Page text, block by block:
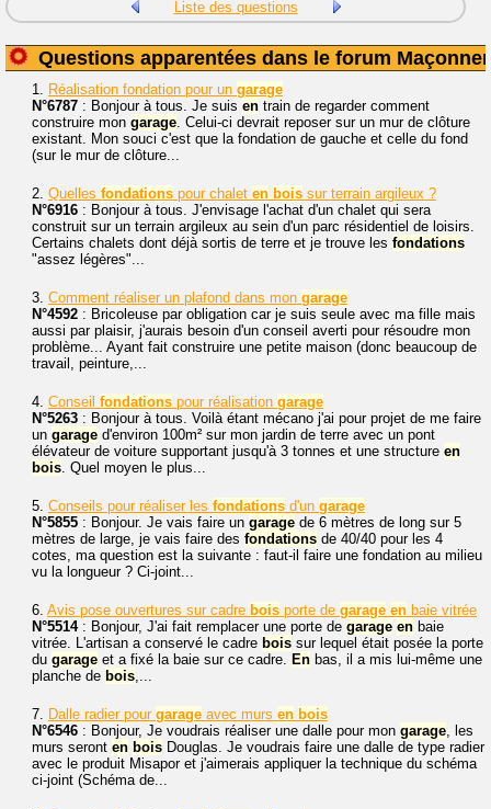
Liste des questions
Questions apparentées dans le forum
1. Réalisation fondation pour un garage
N°6787 : Bonjour à tous. Je suis en train de regarder comment
construire mon garage. Celui-ci devrait reposer sur un mur de clôture
existant. Mon souci c'est que la fondation de gauche et celle du fond
(sur le mur de clôture...
2. Quelles fondations pour chalet en bois sur terrain argileux ?
N°6916 : Bonjour à tous. J'envisage l'achat d'un chalet qui sera
construit sur un terrain argileux au sein d'un parc résidentiel de loisirs.
Certains chalets dont déjà sortis de terre et je trouve les fondations
"assez légères"...
3. Comment réaliser un plafond dans mon garage
N°4592 : Bricoleuse par obligation car je suis seule avec ma fille mais
aussi par plaisir, j'aurais besoin d'un conseil averti pour résoudre mon
problème... Ayant fait construire une petite maison (donc beaucoup de
travail, peinture,...
4. Conseil fondations pour réalisation garage
N°5263 : Bonjour à tous. Voilà étant mécano j'ai pour projet de me faire
un garage d'environ 100m² sur mon jardin de terre avec un pont
élévateur de voiture supportant jusqu'à 3 tonnes et une structure en
bois. Quel moyen le plus...
5. Conseils pour réaliser les fondations d'un garage
N°5855 : Bonjour. Je vais faire un garage de 6 mètres de long sur 5
mètres de large, je vais faire des fondations de 40/40 pour les 4
cotes, ma question est la suivante : faut-il faire une fondation au milieu
vu la longueur ? Ci-joint...
6. Avis pose ouvertures sur cadre bois porte de garage en baie vitrée
N°5514: Bonjour, J'ai fait remplacer une porte de garage en baie
vitrée. L'artisan a conservé le cadre bois sur lequel était posée la porte
du garage et a fixé la baie sur ce cadre. En bas, il a mis lui-même une
planche de bois,...
7. Dalle radier pour garage avec murs en bois
N°6546 : Bonjour, Je voudrais réaliser une dalle pour mon garage, les
murs seront en bois Douglas. Je voudrais faire une dalle de type radier
avec le produit Misapor et j'aimerais appliquer la technique du schéma
ci-joint (Schéma de...